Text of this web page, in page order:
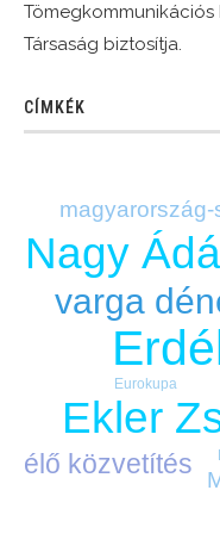
Tömegkommunikációs
Társaság biztosítja.
CÍMKÉK
Ekler
Nagy
varga
élő közvetítés
Eurokupa